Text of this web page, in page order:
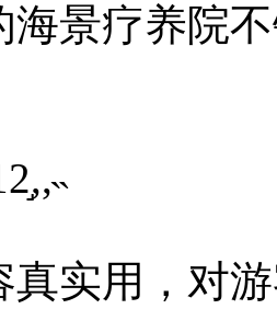
海景疗养院
真实用，对